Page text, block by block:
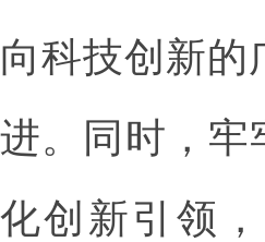
向科技创新的
进。同时，牢
化创新引领